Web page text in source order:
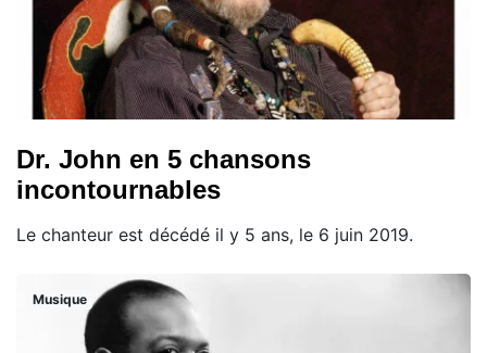
Dr. John en 5 chansons
incontournables
Le chanteur est décédé il y 5 ans, le 6 juin 2019.
Musique